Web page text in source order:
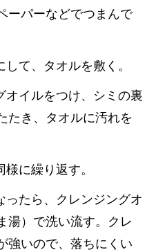
ーパーなどでつまんで
て、タオルを敷く。
オイルをつけ、シミの裏
たき、タオルに汚れを
に繰り返す。
ったら、クレンジングオ
湯）で洗い流す。クレ
強いので、落ちにくい